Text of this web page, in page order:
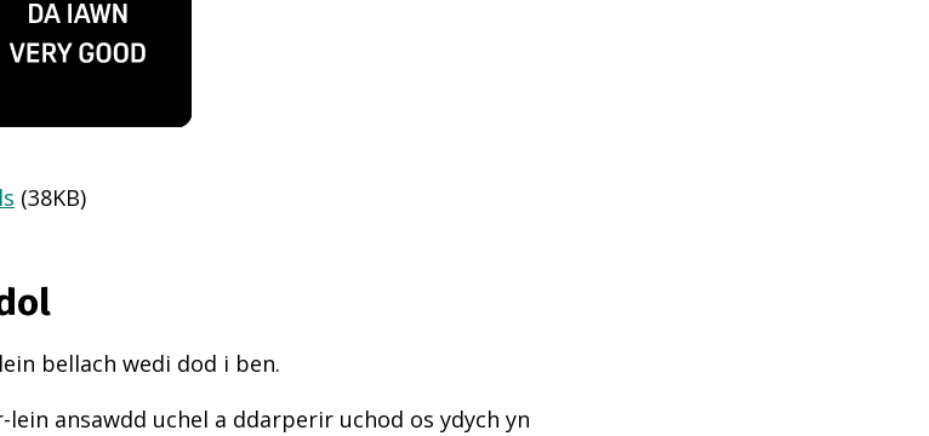
(38KB)
bellach wedi dod i ben.
ansawdd uchel a ddarperir uchod os ydych yn